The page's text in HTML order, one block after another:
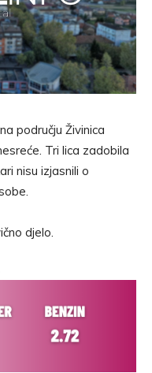
području Živinica
Tri lica zadobila
nisu izjasnili o
djelo.